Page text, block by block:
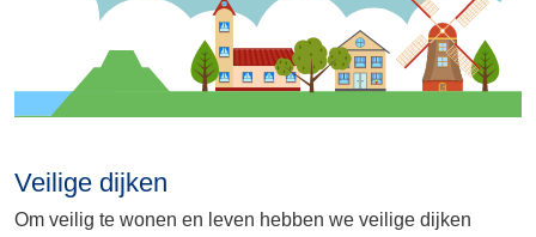
Veilige dijken
Om veilig te wonen en leven hebben we veilige dijken